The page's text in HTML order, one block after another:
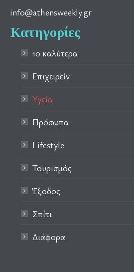
info@athensweekly.gr
Κατηγορίες
10 καλύτερα
Επιχειρείν
Υγεία
Πρόσωπα
Lifestyle
Τουρισμός
Έξοδος
Σπίτι
Διάφορα